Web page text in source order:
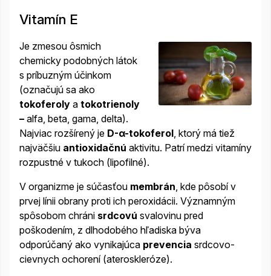
Vitamín E
Je zmesou ôsmich
chemicky podobných látok
s príbuzným účinkom
(označujú sa ako
tokoferoly a tokotrienoly
– alfa, beta, gama, delta).
Najviac rozšírený je D-α-tokoferol , ktorý má tiež
najväčšiu antioxidačnú aktivitu. Patrí medzi vitamíny
rozpustné v tukoch (lipofilné).
V organizme je súčasťou membrán , kde pôsobí v
prvej línii obrany proti ich peroxidácii. Významným
spôsobom chráni srdcovú svalovinu pred
poškodením, z dlhodobého hľadiska býva
odporúčaný ako vynikajúca prevencia srdcovo-
cievnych ochorení (ateroskleróze).